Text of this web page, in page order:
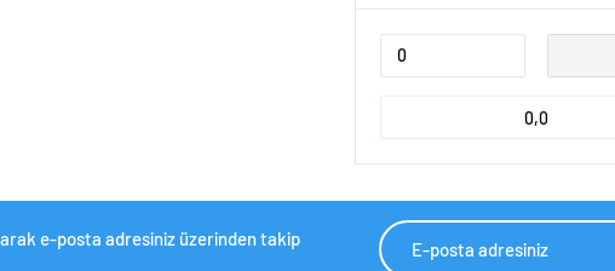
0,0
e-posta adresiniz üzerinden takip